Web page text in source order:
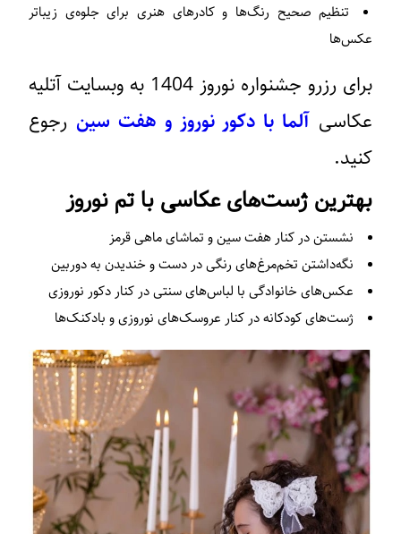
تنظیم صحیح رنگ‌ها و کادرهای هنری برای جلوه‌ی زیباتر
عکس‌ها
برای رزرو جشنواره نوروز 1404 به وبسایت آتلیه
عکاسی آلما با دکور نوروز و هفت سین رجوع
کنید.
بهترین ژست‌های عکاسی با تم نوروز
نشستن در کنار هفت سین و تماشای ماهی قرمز
نگه‌داشتن تخم‌مرغ‌های رنگی در دست و خندیدن به دوربین
عکس‌های خانوادگی با لباس‌های سنتی در کنار دکور نوروزی
ژست‌های کودکانه در کنار عروسک‌های نوروزی و بادکنک‌ها